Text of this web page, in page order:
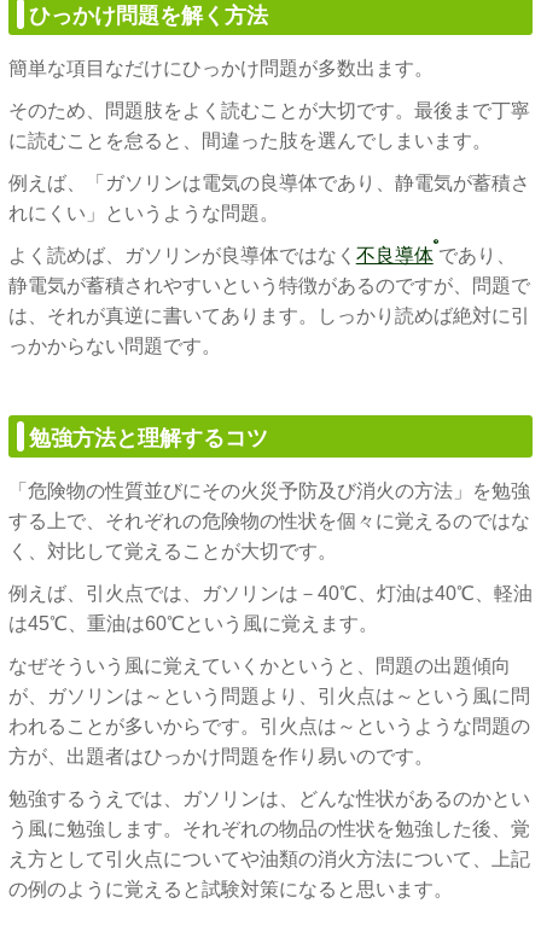
ひっかけ問題を解く方法
簡単な項目なだけにひっかけ問題が多数出ます。
そのため、問題肢をよく読むことが大切です。最後まで丁寧
に読むことを怠ると、間違った肢を選んでしまいます。
例えば、「ガソリンは電気の良導体であり、静電気が蓄積さ
れにくい」というような問題。
よく読めば、ガソリンが良導体ではなく 不良導体 であり、
静電気が蓄積されやすいという特徴があるのですが、問題で
は、それが真逆に書いてあります。しっかり読めば絶対に引
っかからない問題です。
勉強方法と理解するコツ
「危険物の性質並びにその火災予防及び消火の方法」を勉強
する上で、それぞれの危険物の性状を個々に覚えるのではな
く、対比して覚えることが大切です。
例えば、引火点では、ガソリンは－40℃、灯油は40℃、軽油
は45℃、重油は60℃という風に覚えます。
なぜそういう風に覚えていくかというと、問題の出題傾向
が、ガソリンは～という問題より、引火点は～という風に問
われることが多いからです。引火点は～というような問題の
方が、出題者はひっかけ問題を作り易いのです。
勉強するうえでは、ガソリンは、どんな性状があるのかとい
う風に勉強します。それぞれの物品の性状を勉強した後、覚
え方として引火点についてや油類の消火方法について、上記
の例のように覚えると試験対策になると思います。